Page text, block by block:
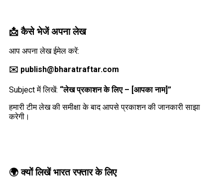
📩कैसे भेजें अपना लेख
आप अपना लेख ईमेल करें:
✉️ publish@bharatraftar.com
Subject में लिखें: “लेख प्रकाशन के लिए – [आपका नाम]”
हमारी टीम लेख की समीक्षा के बाद आपसे प्रकाशन की जानकारी साझा
करेगी।
🌍क्यों लिखें भारत रफ्तार के लिए